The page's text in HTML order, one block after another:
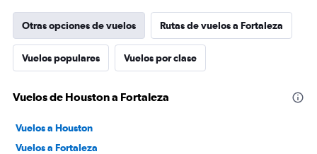
Otras opciones de vuelos Rutas de vuelos a Fortaleza
Vuelos populares Vuelos por clase
Vuelos de Houston a Fortaleza
Vuelos a Houston
Vuelos a Fortaleza